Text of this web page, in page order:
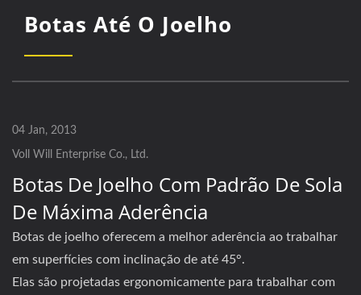
Botas Até O Joelho
04 Jan, 2013
Voll Will Enterprise Co., Ltd.
Botas De Joelho Com Padrão De Sola
De Máxima Aderência
Botas de joelho oferecem a melhor aderência ao trabalhar
em superfícies com inclinação de até 45°.
Elas são projetadas ergonomicamente para trabalhar com